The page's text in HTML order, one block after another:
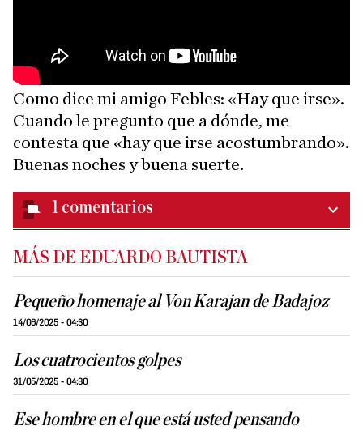
Como dice mi amigo Febles: «Hay que irse».
Cuando le pregunto que a dónde, me
contesta que «hay que irse acostumbrando».
Buenas noches y buena suerte.
1 comentarios
MÁS DE EDUARDO BAUTISTA
Pequeño homenaje al Von Karajan de Badajoz
14/06/2025 - 04:30
Los cuatrocientos golpes
31/05/2025 - 04:30
Ese hombre en el que está usted pensando